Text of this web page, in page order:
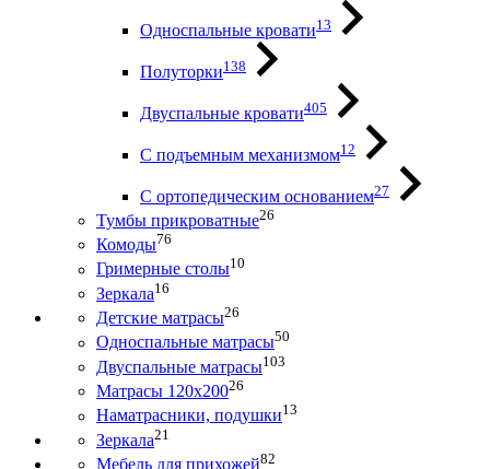
Односпальные кровати13
Полуторки138
Двуспальные кровати405
С подъемным механизмом12
С ортопедическим основанием27
Тумбы прикроватные26
Комоды76
Гримерные столы10
Зеркала16
Детские матрасы26
Односпальные матрасы50
Двуспальные матрасы103
Матрасы 120х20026
Наматрасники, подушки13
Зеркала21
Мебель для прихожей82